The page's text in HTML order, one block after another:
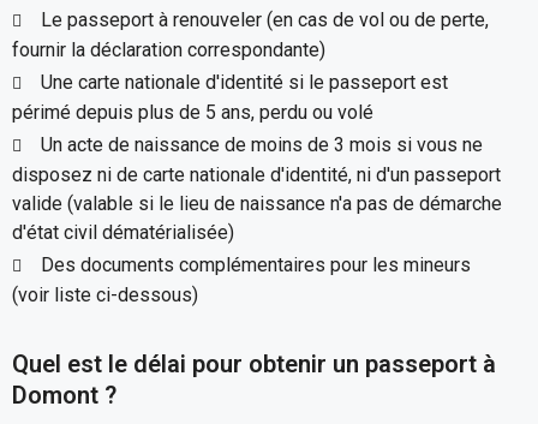
Le passeport à renouveler (en cas de vol ou de perte,
fournir la déclaration correspondante)
Une carte nationale d'identité si le passeport est
périmé depuis plus de 5 ans, perdu ou volé
Un acte de naissance de moins de 3 mois si vous ne
disposez ni de carte nationale d'identité, ni d'un passeport
valide (valable si le lieu de naissance n'a pas de démarche
d'état civil dématérialisée)
Des documents complémentaires pour les mineurs
(voir liste ci-dessous)
Quel est le délai pour obtenir un passeport à
Domont ?